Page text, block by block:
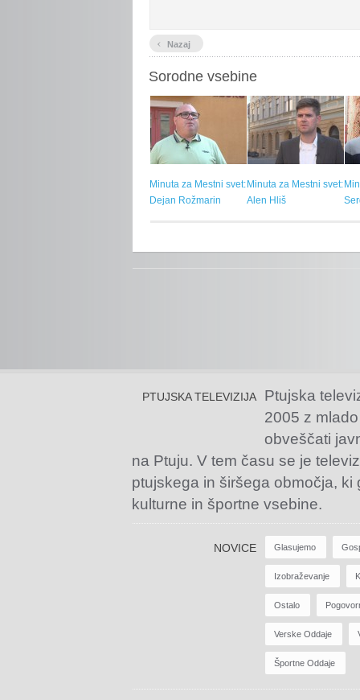
‹ Nazaj
Sorodne vsebine
Minuta za Mestni svet:
Dejan Rožmarin
Minuta za Mestni svet:
Alen Hliš
PTUJSKA TELEVIZIJA
Ptujska
2005 z
obveščati
na Ptuju. V tem času se je
ptujskega in širšega območja,
kulturne in športne vsebine.
NOVICE Glasujemo
Izobraževanje
Ostalo
Verske Oddaje
Športne Oddaje